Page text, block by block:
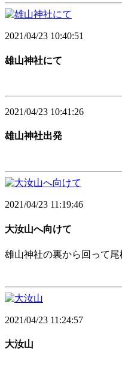
2021/04/23 10:40:51
雄山神社にて
2021/04/23 10:41:26
雄山神社出発
2021/04/23 11:19:46
大汝山へ向けて
雄山神社の裏から回って
2021/04/23 11:24:57
大汝山